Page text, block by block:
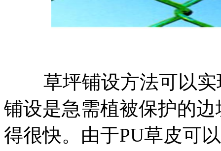
草坪铺设方法可以
铺设是急需植被保护的
得很快。由于PU草皮可